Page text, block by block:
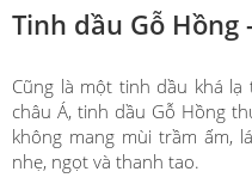
Tinh dầu Gỗ Hồng
Cũng là một tinh dầu khá
châu Á, tinh dầu Gỗ Hồng
không mang mùi trầm ấm,
nhẹ, ngọt và thanh tao.